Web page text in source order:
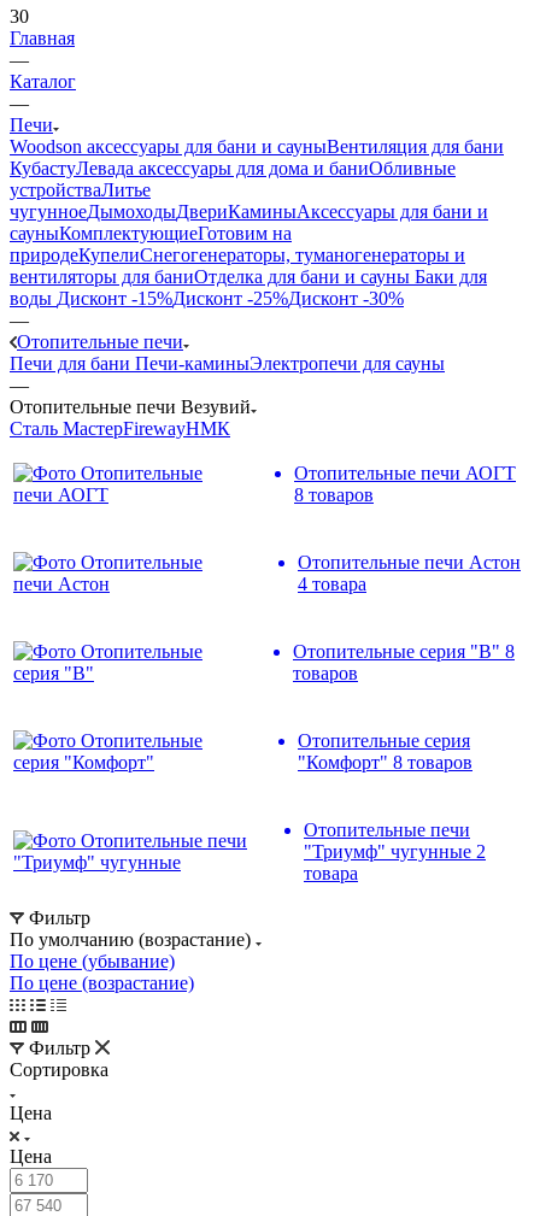
30
Главная
—
Каталог
—
Печи
Woodson аксессуары для бани и сауныВентиляция для бани
КубастуЛевада аксессуары для дома и баниОбливные
устройстваЛитье
чугунноеДымоходыДвериКаминыАксессуары для бани и
сауныКомплектующиеГотовим на
природеКупелиСнегогенераторы, туманогенераторы и
вентиляторы для баниОтделка для бани и сауны Баки для
воды Дисконт -15%Дисконт -25%Дисконт -30%
—
Отопительные печи
Печи для бани Печи-каминыЭлектропечи для сауны
—
Отопительные печи Везувий
Сталь МастерFirewayНМК
Отопительные печи АОГТ
8 товаров
Отопительные печи Астон
4 товара
Отопительные серия "В" 8
товаров
Отопительные серия
"Комфорт" 8 товаров
Отопительные печи
"Триумф" чугунные 2
товара
Фильтр
По умолчанию (возрастание)
По цене (убывание)
По цене (возрастание)
Фильтр
Сортировка
Цена
Цена